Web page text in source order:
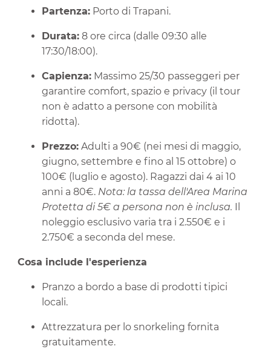
Partenza: Porto di Trapani.
Durata: 8 ore circa (dalle 09:30 alle
17:30/18:00).
Capienza: Massimo 25/30 passeggeri per
garantire comfort, spazio e privacy (il tour
non è adatto a persone con mobilità
ridotta).
Prezzo: Adulti a 90€ (nei mesi di maggio,
giugno, settembre e fino al 15 ottobre) o
100€ (luglio e agosto). Ragazzi dai 4 ai 10
anni a 80€. Nota: la tassa dell'Area Marina
Protetta di 5€ a persona non è inclusa. Il
noleggio esclusivo varia tra i 2.550€ e i
2.750€ a seconda del mese.
Cosa include l'esperienza
Pranzo a bordo a base di prodotti tipici
locali.
Attrezzatura per lo snorkeling fornita
gratuitamente.